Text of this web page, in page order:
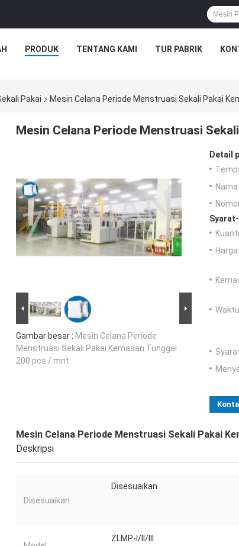
PRODUK TENTANG KAMI TUR PABRIK
Pakai Mesin Celana Periode Menstruasi Sekali Pakai
Mesin Celana Periode Menstruasi
Gambar besar : Mesin Celana Periode
Menstruasi Sekali Pakai Kemasan Tunggal
200 pcs / mnt
Detail
Harga:
Mesin Celana Periode Menstruasi Sekali Pakai
Deskripsi
Disesuaikan:
Disesuaikan
ZLMP-I/II/III